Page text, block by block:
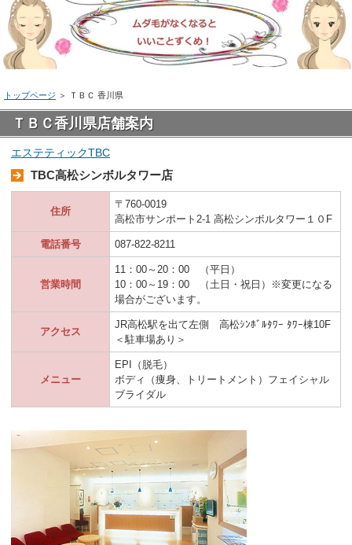
トップページ ＞ ＴＢＣ 香川県
ＴＢＣ香川県店舗案内
エステティックTBC
TBC高松シンボルタワー店
住所
〒760-0019
高松市サンポート2-1 高松シンボルタワー１０F
電話番号 087-822-8211
営業時間
11：00～20：00 （平日）
10：00～19：00 （土日・祝日）※変更になる
場合がございます。
アクセス
JR高松駅を出て左側 高松ｼﾝﾎﾞﾙﾀﾜｰ ﾀﾜｰ棟10F
＜駐車場あり＞
メニュー
EPI（脱毛）
ボディ（痩身、トリートメント）フェイシャル
ブライダル